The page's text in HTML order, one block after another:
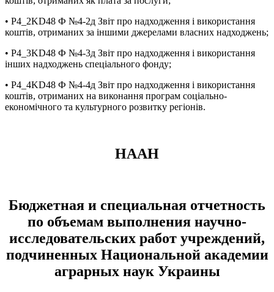
• P4_2KD48 Ф №4-2д Звіт про надходження і використання
коштів, отриманих за іншими джерелами власних надходжень;
• P4_3KD48 Ф №4-3д Звіт про надходження і використання
інших надходжень спеціального фонду;
• P4_4KD48 Ф №4-4д Звіт про надходження і використання
коштів, отриманих на виконання програм соціально-
економічного та культурного розвитку регіонів.
НААН
Бюджетная и специальная отчетность
по объемам выполнения научно-
исследовательских работ учреждений,
подчиненных Национальной академии
аграрных наук Украины